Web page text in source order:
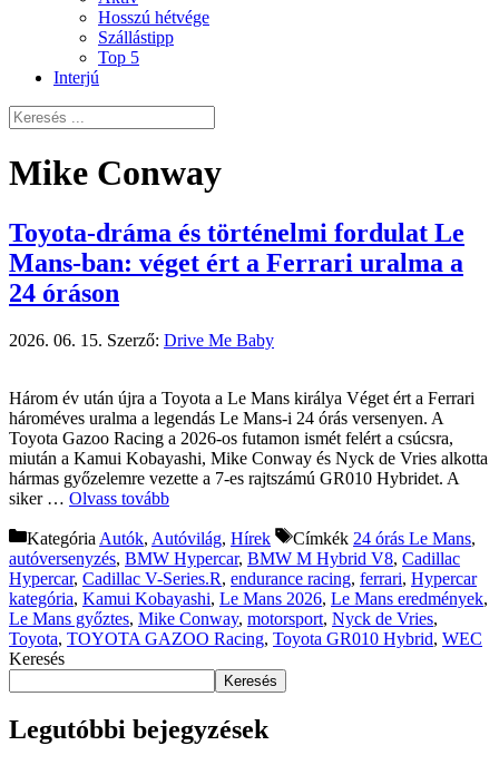
Hosszú hétvége
Szállástipp
Top 5
Interjú
Mike Conway
Toyota-dráma és történelmi fordulat Le
Mans-ban: véget ért a Ferrari uralma a
24 óráson
2026. 06. 15. Szerző: Drive Me Baby
Három év után újra a Toyota a Le Mans királya Véget ért a Ferrari
hároméves uralma a legendás Le Mans-i 24 órás versenyen. A
Toyota Gazoo Racing a 2026-os futamon ismét felért a csúcsra,
miután a Kamui Kobayashi, Mike Conway és Nyck de Vries alkotta
hármas győzelemre vezette a 7-es rajtszámú GR010 Hybridet. A
siker … Olvass tovább
Kategória Autók, Autóvilág, Hírek Címkék 24 órás Le Mans,
autóversenyzés, BMW Hypercar, BMW M Hybrid V8, Cadillac
Hypercar, Cadillac V-Series.R, endurance racing, ferrari, Hypercar
kategória, Kamui Kobayashi, Le Mans 2026, Le Mans eredmények,
Le Mans győztes, Mike Conway, motorsport, Nyck de Vries,
Toyota, TOYOTA GAZOO Racing, Toyota GR010 Hybrid, WEC
Keresés
Keresés
Legutóbbi bejegyzések